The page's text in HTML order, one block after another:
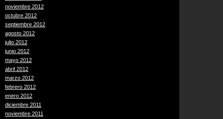
noviembre 2012
octubre 2012
septiembre 2012
agosto 2012
julio 2012
junio 2012
mayo 2012
abril 2012
marzo 2012
febrero 2012
enero 2012
diciembre 2011
noviembre 2011